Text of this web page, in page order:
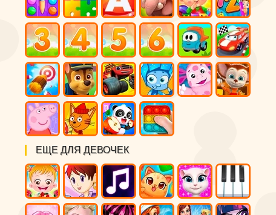
ЕЩЕ ДЛЯ ДЕВОЧЕК